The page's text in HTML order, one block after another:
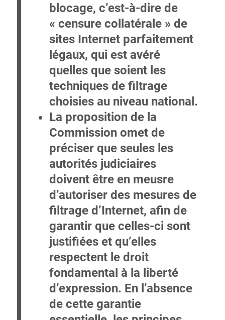
blocage, c’est-à-dire de
« censure collatérale » de
sites Internet parfaitement
légaux, qui est avéré
quelles que soient les
techniques de filtrage
choisies au niveau national.
La proposition de la
Commission omet de
préciser que seules les
autorités judiciaires
doivent être en meusre
d’autoriser des mesures de
filtrage d’Internet, afin de
garantir que celles-ci sont
justifiées et qu’elles
respectent le droit
fondamental à la liberté
d’expression. En l’absence
de cette garantie